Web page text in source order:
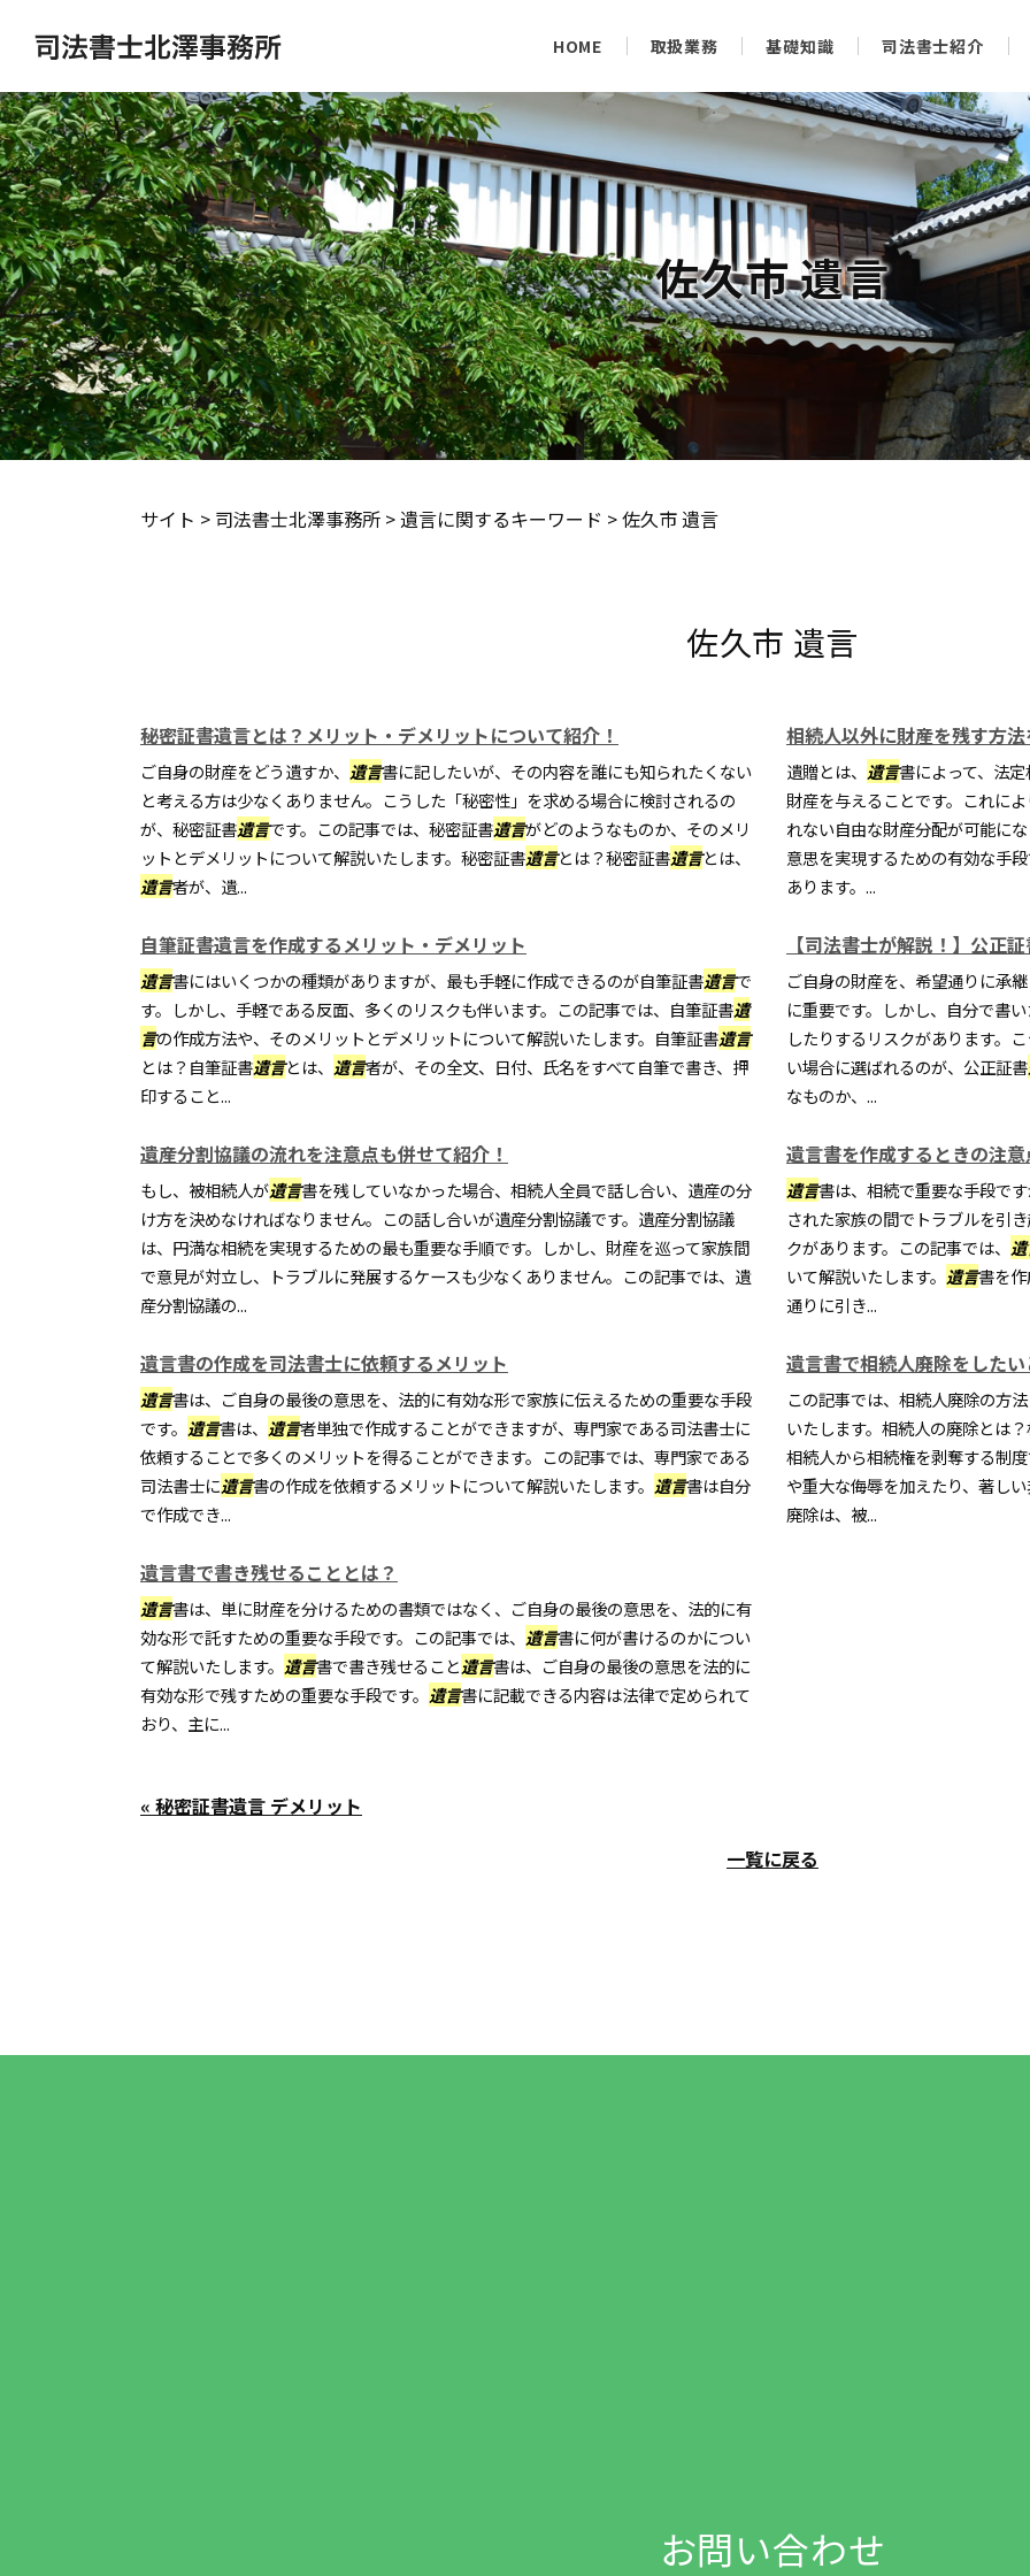
HOME 取扱業務 基礎知識 司法書士紹介
佐久市 遺言
サイト > 司法書士北澤事務所 >遺言に関するキーワード >佐久市 遺言
佐久市 遺言
秘密証書遺言とは？メリット・デメリットについて紹介！
ご自身の財産をどう遺すか、 遺言書に記したいが、その内容を誰にも知られたくない
と考える方は少なくありません。こうした「秘密性」を求める場合に検討されるの
が、秘密証書遺言です。この記事では、秘密証書遺言がどのようなものか、そのメリ
ットとデメリットについて解説いたします。秘密証書遺言とは？秘密証書遺言とは、
遺言者が、遺...
相続人以外に財産を残す方法
遺贈とは、 遺言書によって、法
財産を与えることです。これに
れない自由な財産分配が可能に
意思を実現するための有効な手
あります。...
自筆証書遺言を作成するメリット・デメリット
遺言書にはいくつかの種類がありますが、最も手軽に作成できるのが自筆証書遺言で
す。しかし、手軽である反面、多くのリスクも伴います。この記事では、自筆証書遺
言の作成方法や、そのメリットとデメリットについて解説いたします。自筆証書遺言
とは？自筆証書遺言とは、 遺言者が、その全文、日付、氏名をすべて自筆で書き、押
印すること...
【司法書士が解説！】公正
ご自身の財産を、希望通りに承
に重要です。しかし、自分で書い
したりするリスクがあります。
い場合に選ばれるのが、公正証書
なものか、...
遺産分割協議の流れを注意点も併せて紹介！
もし、被相続人が遺言書を残していなかった場合、相続人全員で話し合い、遺産の分
け方を決めなければなりません。この話し合いが遺産分割協議です。遺産分割協議
は、円満な相続を実現するための最も重要な手順です。しかし、財産を巡って家族間
で意見が対立し、トラブルに発展するケースも少なくありません。この記事では、遺
産分割協議の...
遺言書を作成するときの注意
遺言書は、相続で重要な手段で
された家族の間でトラブルを引き
クがあります。この記事では、
いて解説いたします。 遺言書を
通りに引き...
遺言書の作成を司法書士に依頼するメリット
遺言書は、ご自身の最後の意思を、法的に有効な形で家族に伝えるための重要な手段
です。 遺言書は、 遺言者単独で作成することができますが、専門家である司法書士に
依頼することで多くのメリットを得ることができます。この記事では、専門家である
司法書士に遺言書の作成を依頼するメリットについて解説いたします。 遺言書は自分
で作成でき...
遺言書で相続人廃除をした
この記事では、相続人廃除の方法
いたします。相続人の廃除とは
相続人から相続権を剥奪する制
や重大な侮辱を加えたり、著し
廃除は、被...
遺言書で書き残せることとは？
遺言書は、単に財産を分けるための書類ではなく、ご自身の最後の意思を、法的に有
効な形で託すための重要な手段です。この記事では、 遺言書に何が書けるのかについ
て解説いたします。 遺言書で書き残せること遺言書は、ご自身の最後の意思を法的に
有効な形で残すための重要な手段です。 遺言書に記載できる内容は法律で定められて
おり、主に...
« 秘密証書遺言 デメリット
一覧に戻る
お問い合わせ